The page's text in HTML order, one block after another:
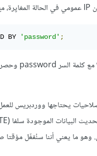
BY 'password' ;
ما يعني أننا سنُفعِّل